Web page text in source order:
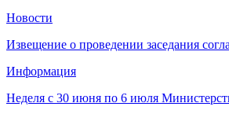
Новости
Извещение о проведении заседания
Информация
Неделя с 30 июня по 6 июля